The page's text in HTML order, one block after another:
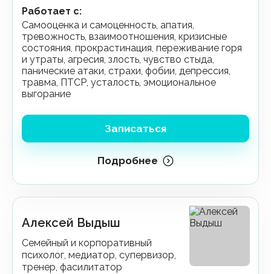
Работает с:
самооценка и самоценность, апатия,
тревожность, взаимоотношения, кризисные
состояния, прокрастинация, переживание горя
и утраты, агресия, злость, чувство стыда,
панические атаки, страхи, фобии, депрессия,
травма, ПТСР, усталость, эмоциональное
выгорание
Записаться
Подробнее
Алексей Выдыш
Семейный и корпоративный
психолог, медиатор, супервизор,
тренер, фасилитатор